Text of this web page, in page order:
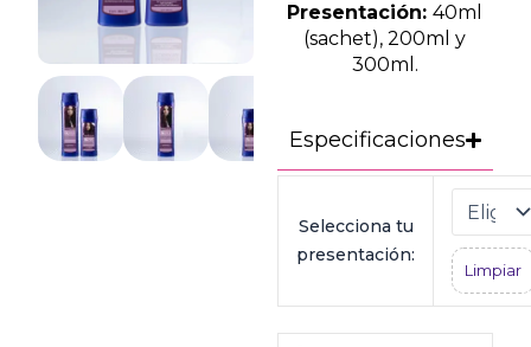
$
Presentación:40ml
(sachet), 200ml y
300ml.
Especificaciones
Selecciona tu
presentación:
Limpiar
Tratamiento
Sobre
Tono